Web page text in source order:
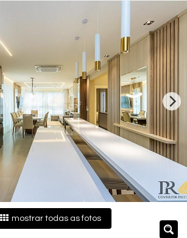
mostrar todas as fotos